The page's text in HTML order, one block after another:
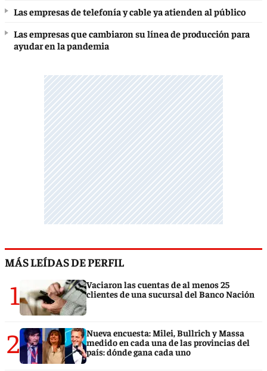
Las empresas de telefonía y cable ya atienden al público
Las empresas que cambiaron su línea de producción para
ayudar en la pandemia
MÁS LEÍDAS DE PERFIL
1
Vaciaron las cuentas de al menos 25
clientes de una sucursal del Banco Nación
2
Nueva encuesta: Milei, Bullrich y Massa
medido en cada una de las provincias del
país: dónde gana cada uno